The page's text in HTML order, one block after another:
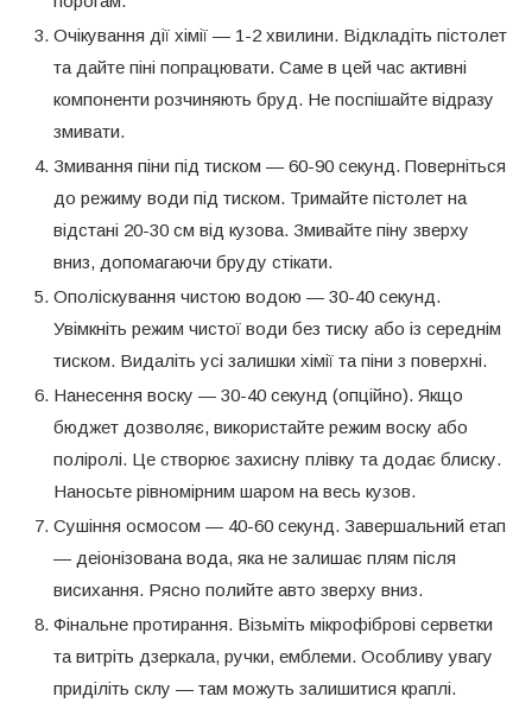
Очікування дії хімії — 1-2 хвилини. Відкладіть пістолет
та дайте піні попрацювати. Саме в цей час активні
компоненти розчиняють бруд. Не поспішайте відразу
змивати.
Змивання піни під тиском — 60-90 секунд. Поверніться
до режиму води під тиском. Тримайте пістолет на
відстані 20-30 см від кузова. Змивайте піну зверху
вниз, допомагаючи бруду стікати.
Ополіскування чистою водою — 30-40 секунд.
Увімкніть режим чистої води без тиску або із середнім
тиском. Видаліть усі залишки хімії та піни з поверхні.
Нанесення воску — 30-40 секунд (опційно). Якщо
бюджет дозволяє, використайте режим воску або
поліролі. Це створює захисну плівку та додає блиску.
Наносьте рівномірним шаром на весь кузов.
Сушіння осмосом — 40-60 секунд. Завершальний етап
— деіонізована вода, яка не залишає плям після
висихання. Рясно полийте авто зверху вниз.
Фінальне протирання. Візьміть мікрофіброві серветки
та витріть дзеркала, ручки, емблеми. Особливу увагу
приділіть склу — там можуть залишитися краплі.